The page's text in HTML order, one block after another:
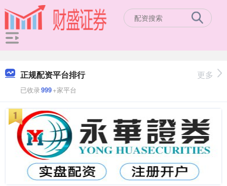
正规配资平台排行
已收录999+家平台
更多